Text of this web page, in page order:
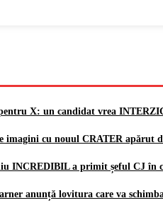
X: un candidat vrea
imagini cu nouul CRATER apărut
INCREDIBIL a primit șeful CJ în
anunță lovitura care va